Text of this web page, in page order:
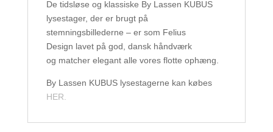
De tidsløse og klassiske By Lassen KUBUS
lysestager, der er brugt på
stemningsbillederne – er som Felius
Design lavet på god, dansk håndværk
og matcher elegant alle vores flotte ophæng.
By Lassen KUBUS lysestagerne kan købes
HER.